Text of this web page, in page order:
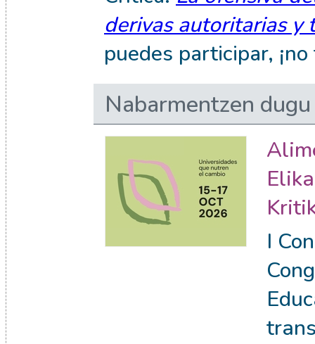
derivas autoritarias y
puedes participar,
Nabarmentzen
I